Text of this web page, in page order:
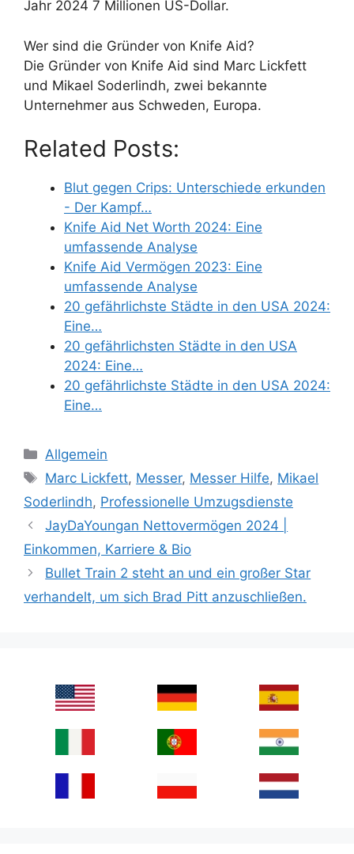
Jahr 2024 7 Millionen US-Dollar.
Wer sind die Gründer von Knife Aid?
Die Gründer von Knife Aid sind Marc Lickfett
und Mikael Soderlindh, zwei bekannte
Unternehmer aus Schweden, Europa.
Related Posts:
Blut gegen Crips: Unterschiede erkunden
- Der Kampf…
Knife Aid Net Worth 2024: Eine
umfassende Analyse
Knife Aid Vermögen 2023: Eine
umfassende Analyse
20 gefährlichste Städte in den USA 2024:
Eine…
20 gefährlichsten Städte in den USA
2024: Eine…
20 gefährlichste Städte in den USA 2024:
Eine…
Categories
Allgemein
Tags
Marc Lickfett, Messer, Messer Hilfe, Mikael
Soderlindh, Professionelle Umzugsdienste
JayDaYoungan Nettovermögen 2024 |
Einkommen, Karriere & Bio
Bullet Train 2 steht an und ein großer Star
verhandelt, um sich Brad Pitt anzuschließen.